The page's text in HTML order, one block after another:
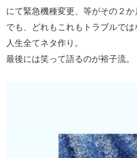
にて緊急機種変更、等がその２か
でも、どれもこれもトラブルでは
人生全てネタ作り。
最後には笑って語るのが裕子流。